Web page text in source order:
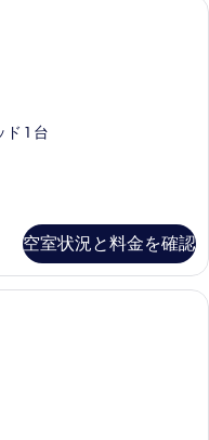
1 台
空室状況と料金を確認
ティボックス (室内)、デスク